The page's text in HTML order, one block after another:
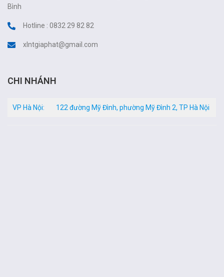
Bình
Hotline : 0832 29 82 82
xlntgiaphat@gmail.com
CHI NHÁNH
VP Hà Nội: 122 đường Mỹ Đình, phường Mỹ Đình 2, TP Hà Nội